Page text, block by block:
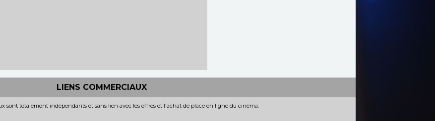
LIENS COMMERCIAUX
sont totalement indépendants et sans lien avec les offres et l'achat de place en ligne du cinéma.